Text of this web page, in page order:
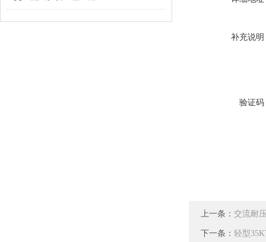
补充说明
验证码
上一条： 交流耐
下一条： 轻型